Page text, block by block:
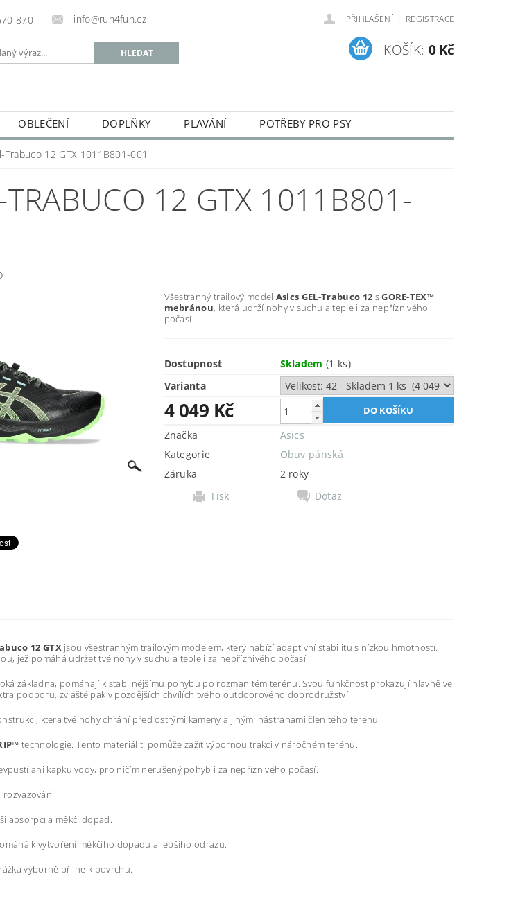
870 info@run4fun.cz PŘIHLÁŠENÍ | REGISTRACE
KOŠÍK: 0 Kč
OBLEČENÍ DOPLŇKY PLAVÁNÍ
POTŘEBY PRO PSY
OBCHODNÍ PODMÍNKY
Trabuco 12 GTX 1011B801-001
TRABUCO 12 GTX 1011B801-
Všestranný trailový model Asics GEL-Trabuco 12 sGORE-TEX™
mebránou, která udrží nohy v suchu a teple i za nepříznivého
počasí.
Dostupnost Skladem(1 ks)
Varianta
4 049 Kč
Značka
Asics
Kategorie
Obuv pánská
Záruka
2 roky
Tisk
Dotaz
12 GTXjsou všestranným trailovým modelem, který nabízí adaptivní stabilitu s nízkou hmotností.
jež pomáhá udržet tvé nohy v suchu a teple i za nepříznivého počasí.
základna, pomáhají k stabilnějšímu pohybu po rozmanitém terénu. Svou funkčnost prokazují hlavně ve
podporu, zvláště pak v pozdějších chvílích tvého outdoorového dobrodružství.
která tvé nohy chrání před ostrými kameny a jinými nástrahami členitého terénu.
technologie. Tento materiál ti pomůže zažít výbornou trakci v náročném terénu.
ani kapku vody, pro ničím nerušený pohyb i za nepříznivého počasí.
rozvazování.
absorpci a měkčí dopad.
k vytvoření měkčího dopadu a lepšího odrazu.
výborně přilne k povrchu.